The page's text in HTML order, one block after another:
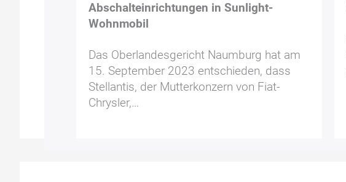
Abschalteinrichtungen in Sunlight-
Wohnmobil
Das Oberlandesgericht Naumburg hat am
15. September 2023 entschieden, dass
Stellantis, der Mutterkonzern von Fiat-
Chrysler,…